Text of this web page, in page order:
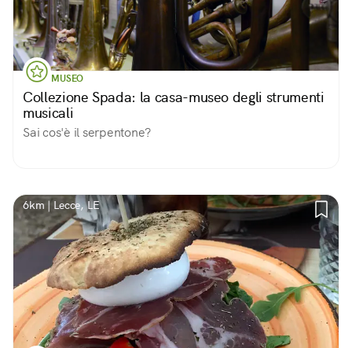
MUSEO
Collezione Spada: la casa-museo degli strumenti
musicali
Sai cos'è il serpentone?
6km | Lecce, LE